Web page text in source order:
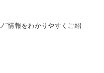
"情報をわかりやすくご紹